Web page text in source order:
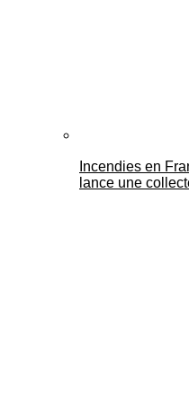
Incendies en
lance une